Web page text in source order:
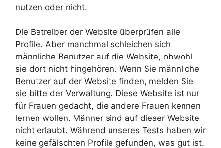
nutzen oder nicht.
Die Betreiber der Website überprüfen alle
Profile. Aber manchmal schleichen sich
männliche Benutzer auf die Website, obwohl
sie dort nicht hingehören. Wenn Sie männliche
Benutzer auf der Website finden, melden Sie
sie bitte der Verwaltung. Diese Website ist nur
für Frauen gedacht, die andere Frauen kennen
lernen wollen. Männer sind auf dieser Website
nicht erlaubt. Während unseres Tests haben wir
keine gefälschten Profile gefunden, was gut ist.